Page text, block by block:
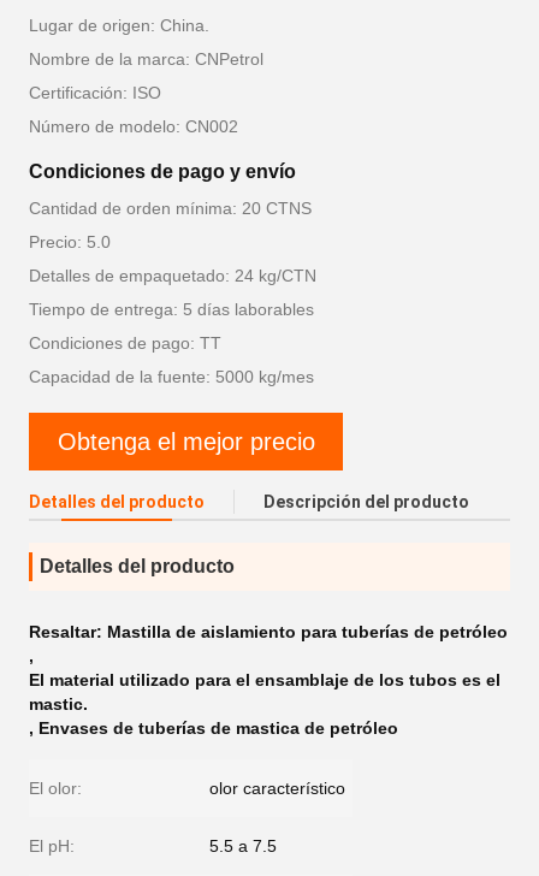
Lugar de origen: China.
Nombre de la marca: CNPetrol
Certificación: ISO
Número de modelo: CN002
Condiciones de pago y envío
Cantidad de orden mínima: 20 CTNS
Precio: 5.0
Detalles de empaquetado: 24 kg/CTN
Tiempo de entrega: 5 días laborables
Condiciones de pago: TT
Capacidad de la fuente: 5000 kg/mes
Obtenga el mejor precio
Detalles del producto Descripción del producto
Detalles del producto
Resaltar: Mastilla de aislamiento para tuberías de petróleo
,
El material utilizado para el ensamblaje de los tubos es el
mastic.
, Envases de tuberías de mastica de petróleo
El olor: olor característico
El pH: 5.5 a 7.5